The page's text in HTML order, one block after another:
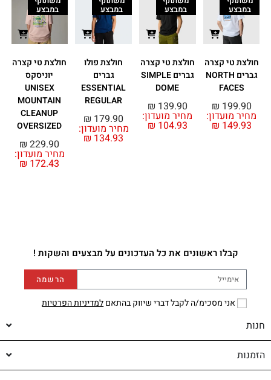
במבצע
חולצת טי קצרה
גברים NORTH
FACES
מחיר מועדון:
₪ 149.93
₪ 199.90
במבצע
חולצת טי קצרה
גברים SIMPLE
DOME
מחיר מועדון:
₪ 104.93
₪ 139.90
במבצע
חולצת פולו
גברים
ESSENTIAL
REGULAR
מחיר מועדון:
₪ 134.93
₪ 179.90
במבצע
חולצת טי קצרה
יוניסקס
UNISEX
MOUNTAIN
CLEANUP
OVERSIZED
מחיר מועדון:
₪ 172.43
₪ 229.90
קבלו ראשונים את כל העדכונים על מבצעים והשקות !
אני מסכימ/ה לקבל דברי שיווק בהתאםלמדיניות הפרטיות
הרשמה
חנות
הזמנות